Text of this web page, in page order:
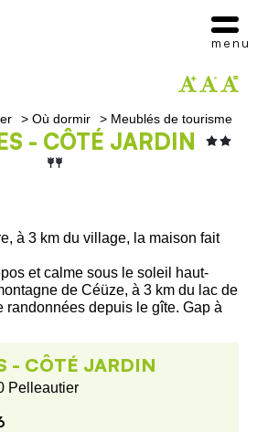
> Où dormir > Meublés de tourisme
- CÔTÉ JARDIN
à 3 km du village, la maison fait
et calme sous le soleil haut-
de Céüze, à 3 km du lac de
randonnées depuis le gîte. Gap à
- CÔTÉ JARDIN
Pelleautier
menu